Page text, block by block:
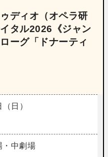
ディオ（オペラ研
タル2026《ジャン
ーグ「ドナーティ
日）
・中劇場